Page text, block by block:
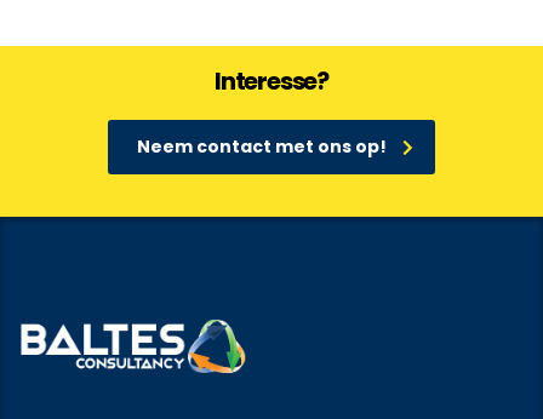
Interesse?
Neem contact met ons op!